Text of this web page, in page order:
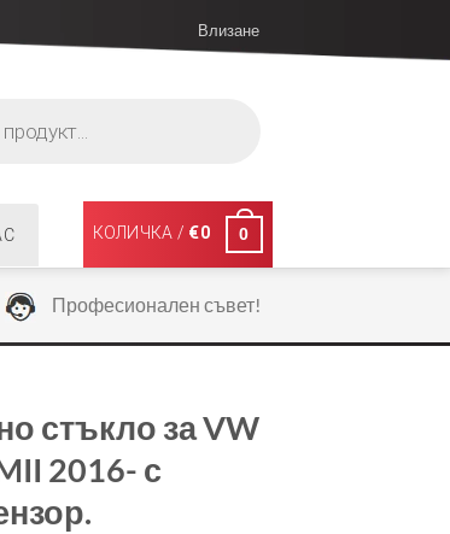
Влизане
КОЛИЧКА / €0 0
Професионален съвет!
стъкло за VW
2016- с